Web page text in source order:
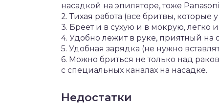
насадкой на эпиляторе, тоже
2. Тихая работа (все бритвы, которые
3. Бреет и в сухую и в мокрую, легко
4. Удобно лежит в руке, приятный на
5. Удобная зарядка (не нужно
6. Можно бриться не только над
с специальных каналах на насадке.
Недостатки